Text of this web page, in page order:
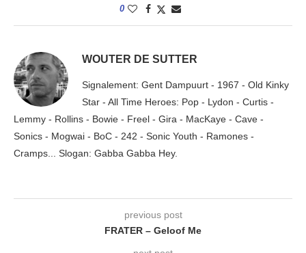
0
WOUTER DE SUTTER
Signalement: Gent Dampuurt - 1967 - Old Kinky
Star - All Time Heroes: Pop - Lydon - Curtis -
Lemmy - Rollins - Bowie - Freel - Gira - MacKaye - Cave -
Sonics - Mogwai - BoC - 242 - Sonic Youth - Ramones -
Cramps... Slogan: Gabba Gabba Hey.
previous post
FRATER – Geloof Me